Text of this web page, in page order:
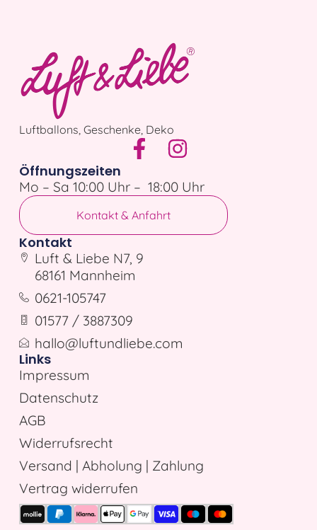
Luftballons, Geschenke, Deko
Öffnungszeiten
Mo – Sa 10:00 Uhr – 18:00 Uhr
Kontakt & Anfahrt
Kontakt
Luft & Liebe N7, 9
68161 Mannheim
0621-105747
01577 / 3887309
hallo@luftundliebe.com
Links
Impressum
Datenschutz
AGB
Widerrufsrecht
Versand | Abholung | Zahlung
Vertrag widerrufen